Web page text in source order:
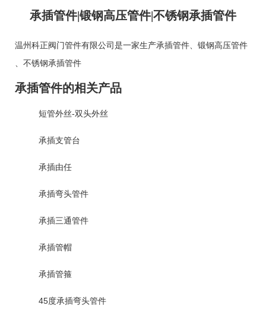
承插管件|锻钢高压管件|不锈钢承插管件
温州科正阀门管件有限公司是一家生产承插管件
锻钢高压管件
不锈钢承插管件
承插管件的相关产品
短管外丝-双头外丝
承插支管台
承插由任
承插弯头管件
承插三通管件
承插管帽
承插管箍
45度承插弯头管件